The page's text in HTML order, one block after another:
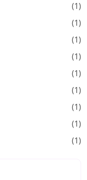
(1)
(1)
(1)
(1)
(1)
(1)
(1)
(1)
(1)